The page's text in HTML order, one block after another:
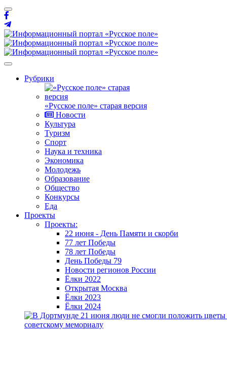
Рубрики
«Русское поле» старая версия
Новости
Культура
Туризм
Спорт
Наука и техника
Экономика
Молодежь
Образование
Общество
Конкурсы
Еда
Проекты
Проекты:
22 июня - День Памяти и скорби
77 лет Победы
78 лет Победы
День Победы 79
Новости регионов России
Ёлки 2022
Открытая Москва
Ёлки 2023
Ёлки 2024